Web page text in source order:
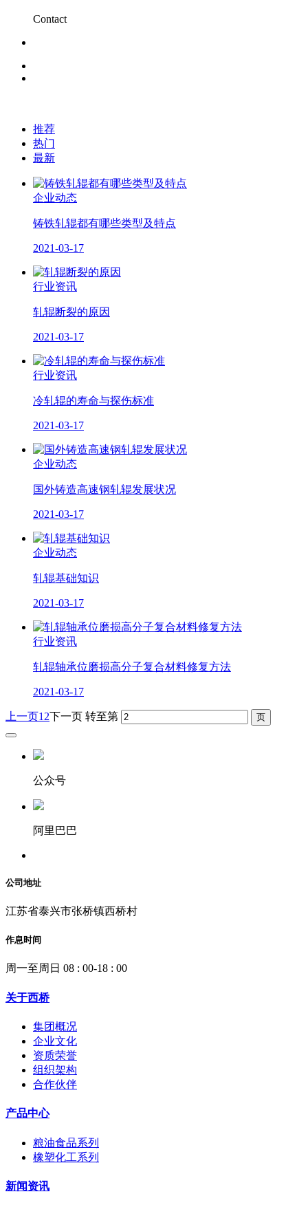
Contact
推荐
热门
最新
企业动态
铸铁轧辊都有哪些类型及特点
2021-03-17
行业资讯
轧辊断裂的原因
2021-03-17
行业资讯
冷轧辊的寿命与探伤标准
2021-03-17
企业动态
国外铸造高速钢轧辊发展状况
2021-03-17
企业动态
轧辊基础知识
2021-03-17
行业资讯
轧辊轴承位磨损高分子复合材料修复方法
2021-03-17
上一页1 2下一页 转至第
公众号
阿里巴巴
公司地址
江苏省泰兴市张桥镇西桥村
作息时间
周一至周日 08 : 00-18 : 00
关于西桥
集团概况
企业文化
资质荣誉
组织架构
合作伙伴
产品中心
粮油食品系列
橡塑化工系列
新闻资讯